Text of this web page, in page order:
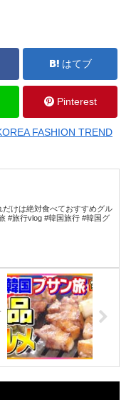
はてブ
Pinterest
FASHION TREND
だけは絶対食べておすすめグル
#旅行vlog #韓国旅行 #韓国グ